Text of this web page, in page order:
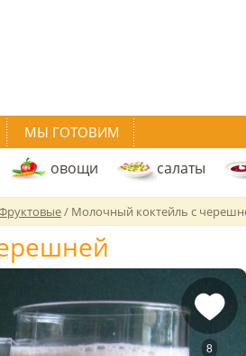
МЫ ГОТОВИМ
овощи салаты
/ Молочный коктейль с
8